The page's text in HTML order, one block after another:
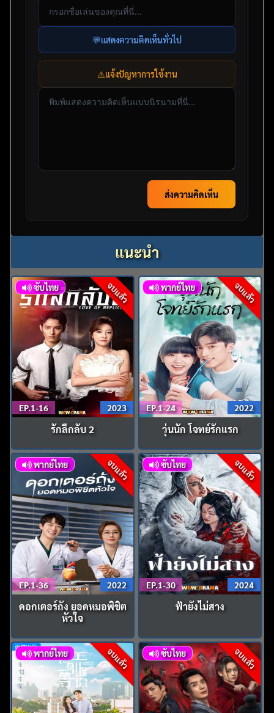
💬แสดงความคิดเห็นทั่วไป
⚠️แจ้งปัญหาการใช้งาน
ส่งความคิดเห็น
แนะนำ
จบแล้ว
ซับไทย
EP.1-16 2023
รักลึกลับ 2
จบแล้ว
พากย์ไทย
EP.1-24 2022
วุ่นนัก โจทย์รักแรก
จบแล้ว
พากย์ไทย
EP.1-36 2022
ดอกเตอร์ถัง ยอดหมอพิชิต
หัวใจ
จบแล้ว
ซับไทย
EP.1-30 2024
ฟ้ายังไม่สาง
จบแล้ว
พากย์ไทย จบแล้ว
ซับไทย